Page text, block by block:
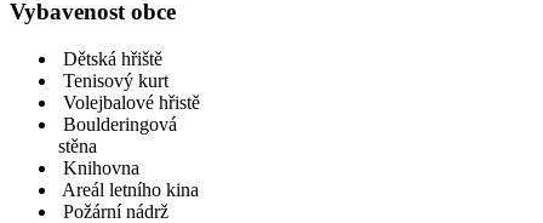
Vybavenost obce
Dětská hřiště
Tenisový kurt
Volejbalové hřistě
Boulderingová
stěna
Knihovna
Areál letního kina
Požární nádrž